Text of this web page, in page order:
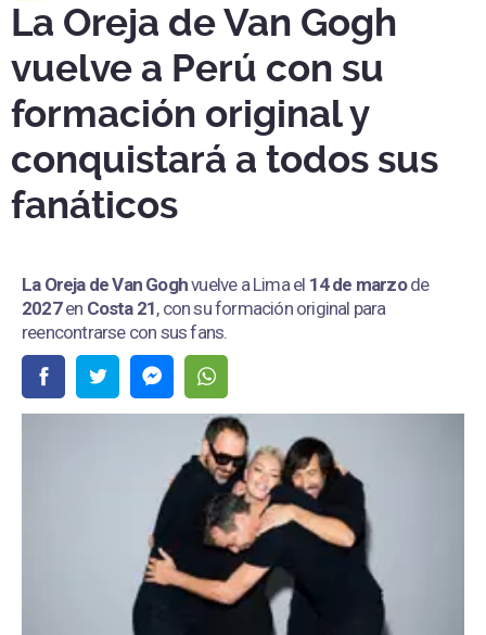
La Oreja de Van Gogh
vuelve a Perú con su
formación original y
conquistará a todos sus
fanáticos
La Oreja de Van Goghvuelve a Lima el 14 de marzode
2027en Costa 21, con su formación original para
reencontrarse con sus fans.